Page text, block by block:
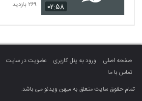
۰۲:۵۸
۲۶۹ بازدید
صفحه اصلی ورود به پنل کاربری عضویت در سایت
تماس با ما
تمام حقوق سایت متعلق به میهن ویدئو می باشد.